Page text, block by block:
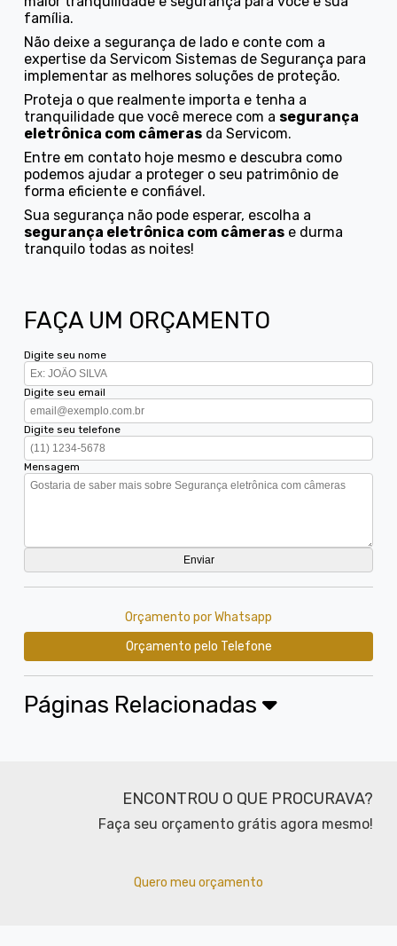
família.
Não deixe a segurança de lado e conte com a
expertise da Servicom Sistemas de Segurança para
implementar as melhores soluções de proteção.
Proteja o que realmente importa e tenha a
tranquilidade que você merece com a segurança
eletrônica com câmeras da Servicom.
Entre em contato hoje mesmo e descubra como
podemos ajudar a proteger o seu patrimônio de
forma eficiente e confiável.
Sua segurança não pode esperar, escolha a
segurança eletrônica com câmeras e durma
tranquilo todas as noites!
FAÇA UM ORÇAMENTO
Digite seu nome
Digite seu email
Digite seu telefone
Mensagem
Orçamento por Whatsapp
Orçamento pelo Telefone
Páginas Relacionadas
ENCONTROU O QUE PROCURAVA?
Faça seu orçamento grátis agora mesmo!
Quero meu orçamento